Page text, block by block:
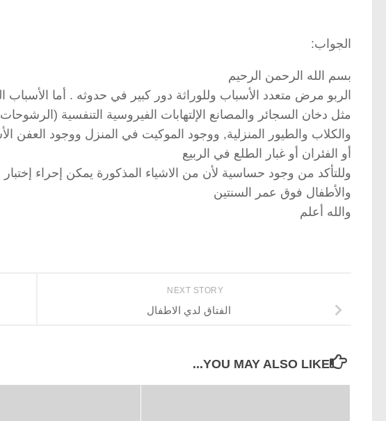
الجواب:
بسم الله الرحمن الرحيم
الربو مرض متعدد الأسباب وللوراثة دور كبير في حدوثه . أما الأسباب
مثل دخان السجائر والمصانع الإلتهابات الفيروسية التنفسية
والكلاب والطيور المنزلية, ووجود الموكيت في المنزل ووجود العفن
أو الفئران أو غبار الطلع في الربيع
وللتأكد من وجود حساسية لأن من الاشياء المذكورة يمكن إحراء
والأطفال فوق عمر السنتين
والله أعلم
NEXT STORY
الفتاق لدي الاطفال
YOU MAY ALSO LIKE...